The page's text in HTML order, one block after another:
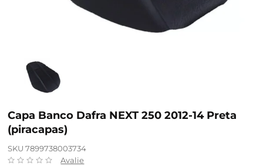
Capa Banco Dafra NEXT 250 2012-14 Preta
(piracapas)
SKU 7899738003734
Avalie